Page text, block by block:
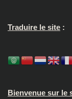
Traduire le site :
Bienvenue sur le